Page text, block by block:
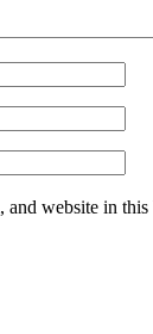
and website in